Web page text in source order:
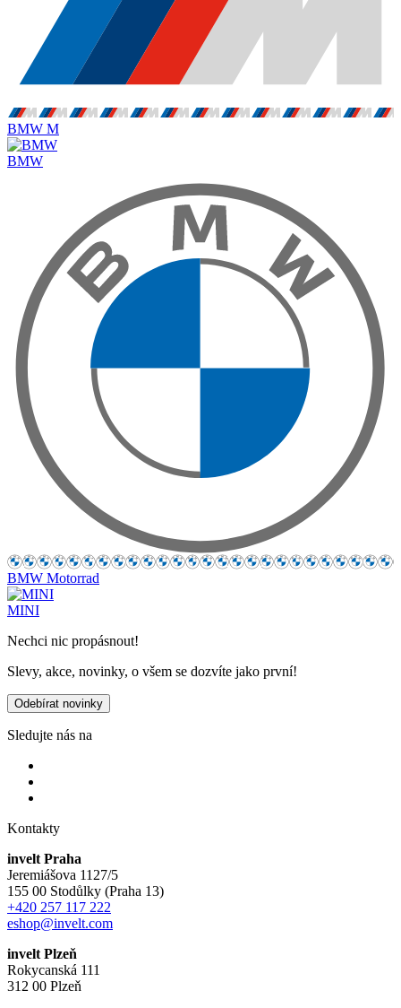
BMW M
BMW
BMW Motorrad
MINI
Nechci nic propásnout!
Slevy, akce, novinky, o všem se dozvíte jako první!
Odebírat novinky
Sledujte nás na
Kontakty
invelt Praha
Jeremiášova 1127/5
155 00 Stodůlky (Praha 13)
+420 257 117 222
eshop@invelt.com
invelt Plzeň
Rokycanská 111
312 00 Plzeň